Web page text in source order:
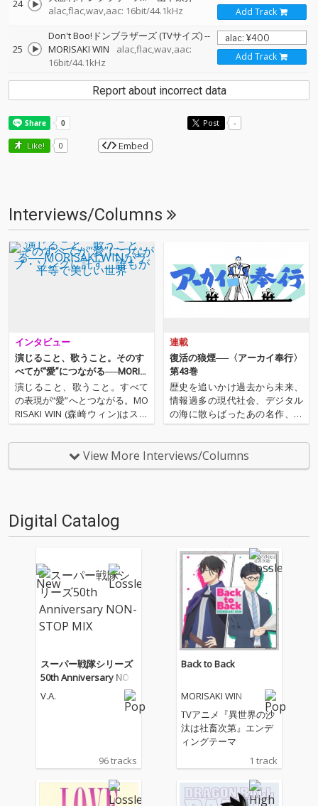
24
alac,flac,wav,aac: 16bit/44.1kHz
Add Track
25
Don't Boo!ドンブラザーズ (TVサイズ)--
MORISAKI WIN
alac,flac,wav,aac:
16bit/44.1kHz
Add Track
Report about incorrect data
Post -
Like! 0 Embed
Interviews/Columns
インタビュー
演じること、歌うこと。そのす
べてが“愛”につながる──MORIS
AKI WINがラブ・ソングに託
す、誰もが平等で美しい世界
演じること、歌うこと。すべて
の表現が“愛”へとつながる。MO
RISAKI WIN (森崎ウィン)はスピ
ルバーグ作『レディ・プレイヤ
ー1』でのハリウッド・デビュ
ーや『蜜蜂と遠雷』での受賞を
経て、俳優とミュージシャンの
連載
復活の狼煙──〈アーカイ奉行〉
第43巻
歴史を追いかけ過去から未来、
情報過多の現代社会、デジタル
の海に散らばったあの名作、こ
の名作たちをひとつにまとめる
仕事人…!〈アーカイ奉行〉が今
日もデジタルの乱世を治める…
'''〈アーカイ奉行〉とは…'''1.過
View More Interviews/Columns
Digital Catalog
スーパー戦隊シリーズ
50th Anniversary NON
-STOP MIX
V.A.
96 tracks
Back to Back
MORISAKI WIN
TVアニメ『異世界の沙
汰は社畜次第』エンデ
ィングテーマ
1 track